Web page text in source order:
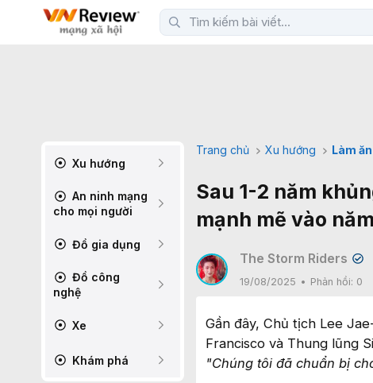
Xu hướng
An ninh mạng
cho mọi người
Đồ gia dụng
Đồ công
nghệ
Xe
Khám phá
Trang chủ Xu hướng Làm
Sau 1-2 năm
mạnh mẽ vào
The Storm Riders ✔
19/08/2025
Phản hồi: 0
Gần đây, Chủ tịch Lee
Francisco và Thung lũng
"Chúng tôi đã chuẩn bị